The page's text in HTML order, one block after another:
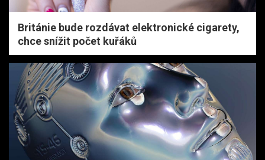
Británie bude rozdávat elektronické cigarety,
chce snížit počet kuřáků